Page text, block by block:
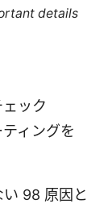
details
ック
ィングを
98 原因と